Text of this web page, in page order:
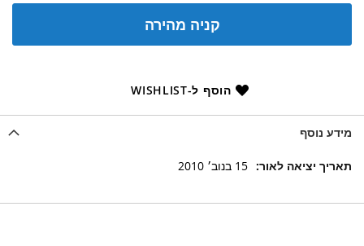
קניה מהירה
הוסף ל-WISHLIST
מידע נוסף
מידע
15 בנוב׳ 2010